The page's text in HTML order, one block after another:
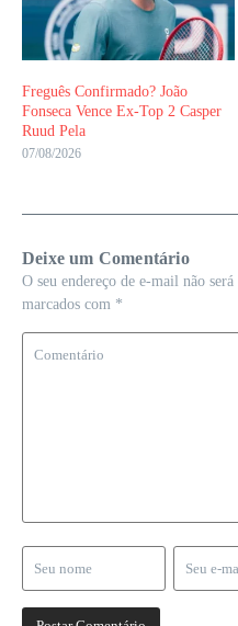
Freguês Confirmado? João
Fonseca Vence Ex-Top 2 Casper
Ruud Pela
07/08/2026
Deixe um Comentário
O seu endereço de e-mail não será
marcados com *